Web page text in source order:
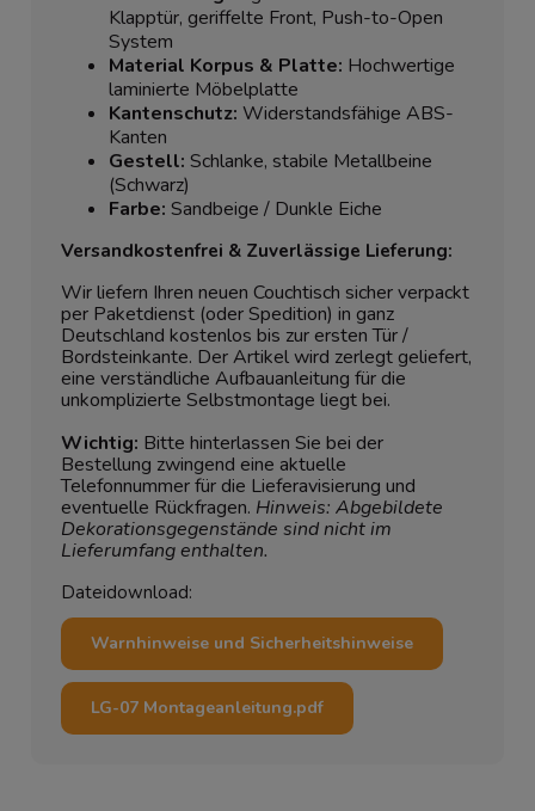
Klapptür, geriffelte Front, Push-to-Open
System
Material Korpus & Platte: Hochwertige
laminierte Möbelplatte
Kantenschutz: Widerstandsfähige ABS-
Kanten
Gestell: Schlanke, stabile Metallbeine
(Schwarz)
Farbe: Sandbeige / Dunkle Eiche
Versandkostenfrei & Zuverlässige Lieferung:
Wir liefern Ihren neuen Couchtisch sicher verpackt
per Paketdienst (oder Spedition) in ganz
Deutschland kostenlos bis zur ersten Tür /
Bordsteinkante. Der Artikel wird zerlegt geliefert,
eine verständliche Aufbauanleitung für die
unkomplizierte Selbstmontage liegt bei.
Wichtig: Bitte hinterlassen Sie bei der
Bestellung zwingend eine aktuelle
Telefonnummer für die Lieferavisierung und
eventuelle Rückfragen. Hinweis: Abgebildete
Dekorationsgegenstände sind nicht im
Lieferumfang enthalten.
Dateidownload:
Warnhinweise und Sicherheitshinweise
LG-07 Montageanleitung.pdf